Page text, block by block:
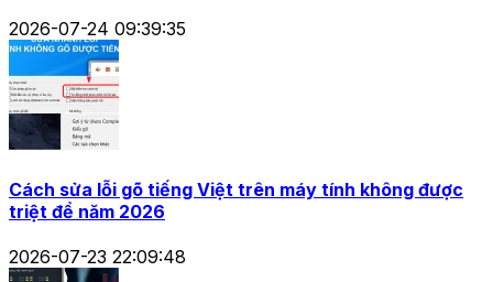
2026-07-24 09:39:35
Cách sửa lỗi gõ tiếng Việt trên máy tính không được
triệt để năm 2026
2026-07-23 22:09:48